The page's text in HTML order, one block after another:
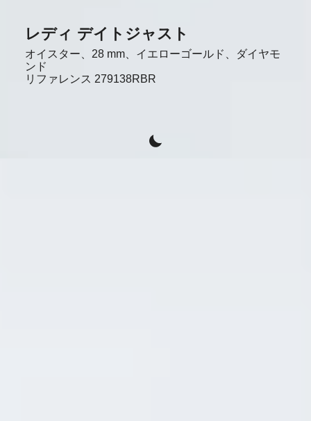
レディ デイトジャスト
オイスター、28 mm、イエローゴールド、ダイヤモ
ンド
リファレンス 279138RBR